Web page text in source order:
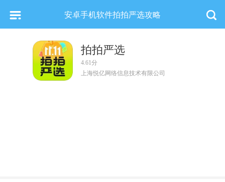
安卓手机软件拍拍严选攻略
拍拍严选
4.61分
上海悦亿网络信息技术有限公司